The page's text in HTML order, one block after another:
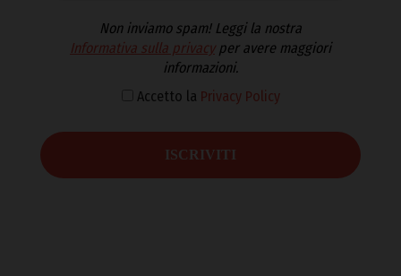
Non inviamo spam! Leggi la nostra
Informativa sulla privacyper avere maggiori
informazioni.
Accetto la Privacy Policy